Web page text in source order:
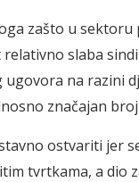
zašto u
slaba
na razini
značajan
ostvariti jer
tvrtkama, a dio